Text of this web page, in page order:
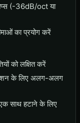
(-36dB/oct या
का प्रयोग करें
को लक्षित करें
के लिए अलग-अलग
साथ हटाने के लिए